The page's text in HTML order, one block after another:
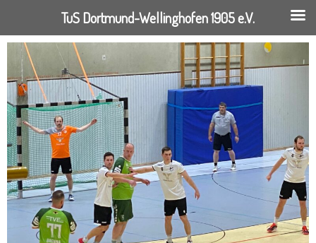
Springe
Inhalt
TuS Dortmund-Wellinghofen 1905 e.V.